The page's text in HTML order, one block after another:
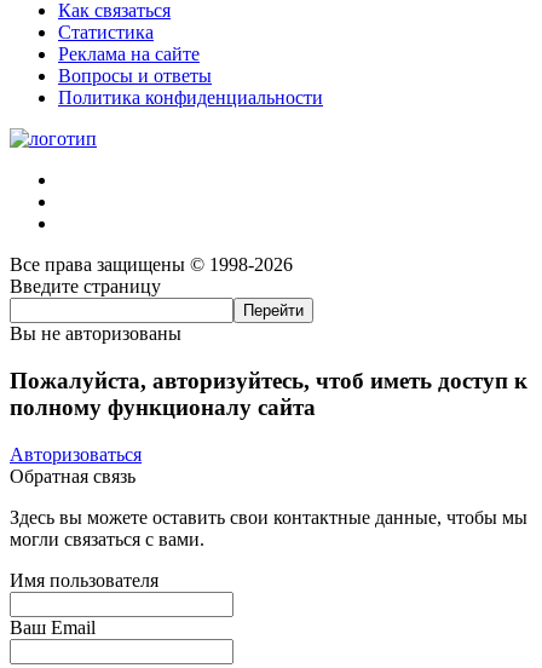
Как связаться
Статистика
Реклама на сайте
Вопросы и ответы
Политика конфиденциальности
Все права защищены © 1998-2026
Введите страницу
Вы не авторизованы
Пожалуйста, авторизуйтесь, чтоб иметь доступ к
полному функционалу сайта
Авторизоваться
Обратная связь
Здесь вы можете оставить свои контактные данные, чтобы мы
могли связаться с вами.
Имя пользователя
Ваш Email